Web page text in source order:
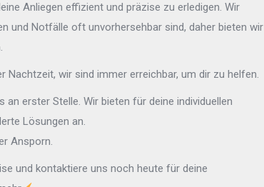
Anliegen effizient und präzise zu erledigen. Wir
und Notfälle oft unvorhersehbar sind, daher bieten wir
Nachtzeit, wir sind immer erreichbar, um dir zu helfen.
an erster Stelle. Wir bieten für deine individuellen
Lösungen an.
Ansporn.
und kontaktiere uns noch heute für deine